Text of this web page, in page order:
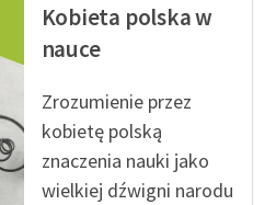
Kobieta polska w
nauce
Zrozumienie przez
kobietę polską
znaczenia nauki jako
wielkiej dźwigni narodu